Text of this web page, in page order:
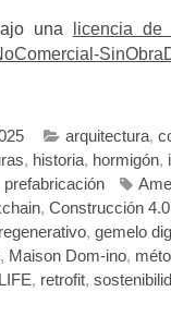
una
licencia de
NoComercial-
arquitectura,
, historia, hormigón,
prefabricación
, Construcción 4.0
, gemelo
, Maison Dom-ino,
, retrofit,